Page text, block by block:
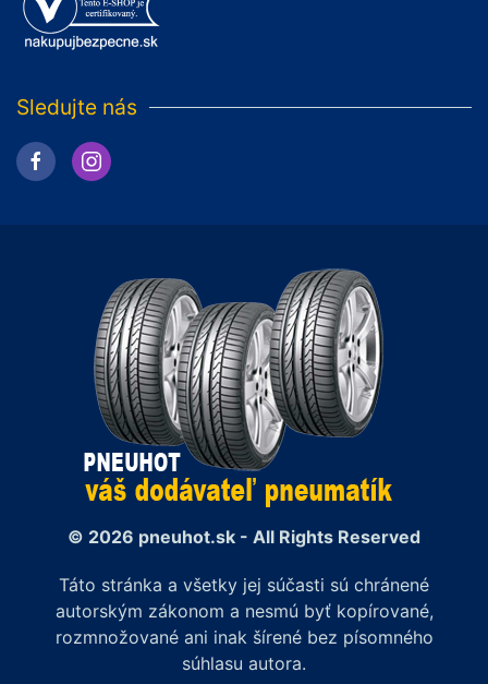
Sledujte nás
© 2026 pneuhot.sk - All Rights Reserved
Táto stránka a všetky jej súčasti sú chránené
autorským zákonom a nesmú byť kopírované,
rozmnožované ani inak šírené bez písomného
súhlasu autora.